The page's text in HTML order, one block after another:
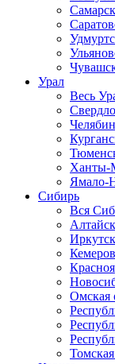
Урал
Весь
Ханты-
Ямало-
Сибирь
Вся
Омская